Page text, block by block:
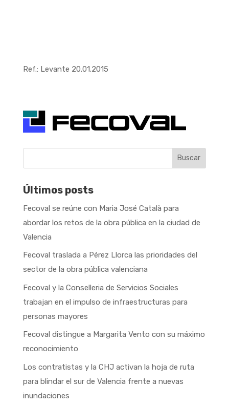
Ref.: Levante 20.01.2015
Buscar
Últimos posts
Fecoval se reúne con Maria José Català para
abordar los retos de la obra pública en la ciudad de
Valencia
Fecoval traslada a Pérez Llorca las prioridades del
sector de la obra pública valenciana
Fecoval y la Conselleria de Servicios Sociales
trabajan en el impulso de infraestructuras para
personas mayores
Fecoval distingue a Margarita Vento con su máximo
reconocimiento
Los contratistas y la CHJ activan la hoja de ruta
para blindar el sur de Valencia frente a nuevas
inundaciones